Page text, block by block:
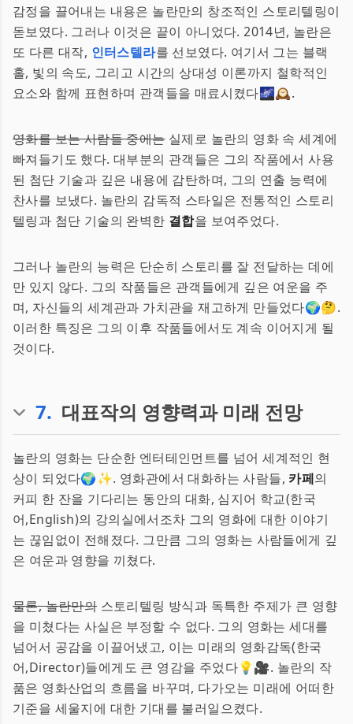
감정을 끌어내는 내용은 놀란만의 창조적인 스토리텔링이
돋보였다. 그러나 이것은 끝이 아니었다. 2014년, 놀란은
또 다른 대작, 인터스텔라를 선보였다. 여기서 그는 블랙
홀, 빛의 속도, 그리고 시간의 상대성 이론까지 철학적인
요소와 함께 표현하며 관객들을 매료시켰다🌌🕰.
영화를 보는 사람들 중에는실제로 놀란의 영화 속 세계에
빠져들기도 했다. 대부분의 관객들은 그의 작품에서 사용
된 첨단 기술과 깊은 내용에 감탄하며, 그의 연출 능력에
찬사를 보냈다. 놀란의 감독적 스타일은 전통적인 스토리
텔링과 첨단 기술의 완벽한 결합을 보여주었다.
그러나 놀란의 능력은 단순히 스토리를 잘 전달하는 데에
만 있지 않다. 그의 작품들은 관객들에게 깊은 여운을 주
며, 자신들의 세계관과 가치관을 재고하게 만들었다🌍🤔.
이러한 특징은 그의 이후 작품들에서도 계속 이어지게 될
것이다.
7. 대표작의 영향력과 미래 전망
놀란의 영화는 단순한 엔터테인먼트를 넘어 세계적인 현
상이 되었다🌍✨. 영화관에서 대화하는 사람들, 카페의
커피 한 잔을 기다리는 동안의 대화, 심지어 학교(한국
어,English)의 강의실에서조차 그의 영화에 대한 이야기
는 끊임없이 전해졌다. 그만큼 그의 영화는 사람들에게 깊
은 여운과 영향을 끼쳤다.
물론, 놀란만의스토리텔링 방식과 독특한 주제가 큰 영향
을 미쳤다는 사실은 부정할 수 없다. 그의 영화는 세대를
넘어서 공감을 이끌어냈고, 이는 미래의 영화감독(한국
어,Director)들에게도 큰 영감을 주었다💡🎥. 놀란의 작
품은 영화산업의 흐름을 바꾸며, 다가오는 미래에 어떠한
기준을 세울지에 대한 기대를 불러일으켰다.